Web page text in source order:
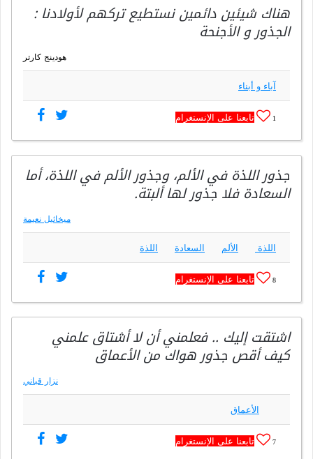
هناك شيئين دائمين نستطيع تركهم لأولادنا :
الجذور و الأجنحة
هودينج كارتر
آباء و أبناء
1 تابعنا على الإنستغرام
جذور اللذة في الألم، وجذور الألم في اللذة، أما
السعادة فلا جذور لها ألبتة.
ميخائيل نعيمة
اللذة الألم السعادة اللذة
8 تابعنا على الإنستغرام
اشتقت إليك .. فعلمني أن لا أشتاق علمني
كيف أقص جذور هواك من الأعماق
نزار قباني
الأعماق
7 تابعنا على الإنستغرام